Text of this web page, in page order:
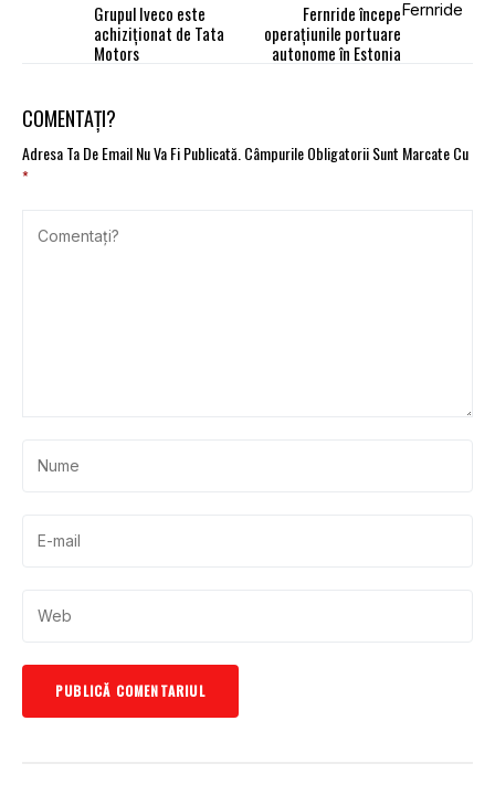
Grupul Iveco este
achiziționat de Tata
Motors
Fernride începe
operațiunile portuare
autonome în Estonia
COMENTAȚI?
Adresa Ta De Email Nu Va Fi Publicată. Câmpurile Obligatorii Sunt Marcate Cu
*